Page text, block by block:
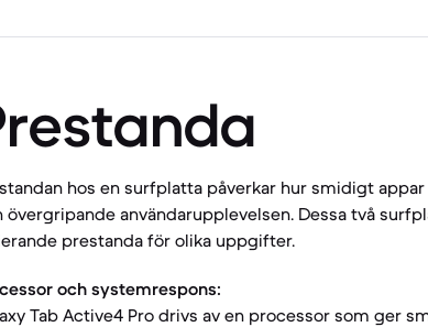
hos en surfplatta påverkar hur smidigt
övergripande användarupplevelsen. Dessa två
prestanda för olika uppgifter.
och systemrespons:
Tab Active4 Pro drivs av en processor som ger